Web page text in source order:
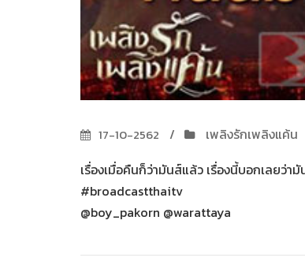
17-10-2562
เพลิงรักเพลิงแค้น
เรื่องเมื่อคืนก็ว่ามันส์แล้ว เรื่องนี้บอกเลยว่า
#broadcastthaitv
@boy_pakorn @warattaya